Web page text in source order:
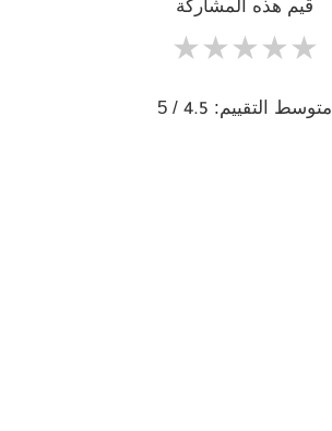
قيم هذه المشاركة
★
★
★
★
★
متوسط التقييم: 4.5
/ 5